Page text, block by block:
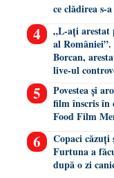
ce clădirea
„L-ați arestat
al
Borcan,
live-ul
Povestea și
film înscris în
Food Film
Copaci căzuți
Furtuna a
după o zi